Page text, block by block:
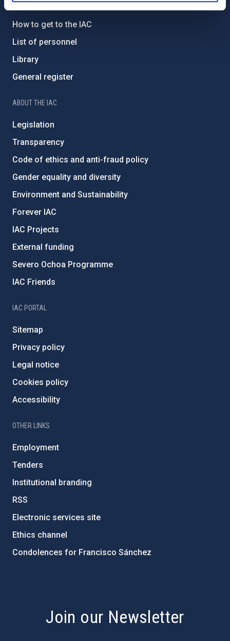
How to get to the IAC
List of personnel
Library
General register
ABOUT THE IAC
Legislation
Transparency
Code of ethics and anti-fraud policy
Gender equality and diversity
Environment and Sustainability
Forever IAC
IAC Projects
External funding
Severo Ochoa Programme
IAC Friends
IAC PORTAL
Sitemap
Privacy policy
Legal notice
Cookies policy
Accessibility
OTHER LINKS
Employment
Tenders
Institutional branding
RSS
Electronic services site
Ethics channel
Condolences for Francisco Sánchez
Join our Newsletter